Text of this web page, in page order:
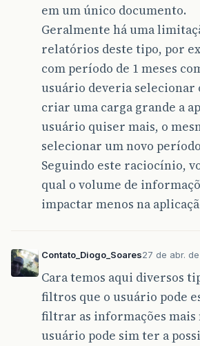
em um único documento.
Geralmente há uma
relatórios deste tipo, por
com período de 1 meses
usuário deveria selecionar
criar uma carga grande a
usuário quiser mais, o
selecionar um novo
Seguindo este raciocínio,
qual o volume de
impactar menos na
Contato_Diogo_Soares27 de abr.
Cara temos aqui diversos
filtros que o usuário pode
filtrar as informações mais
usuário pode sim ter a